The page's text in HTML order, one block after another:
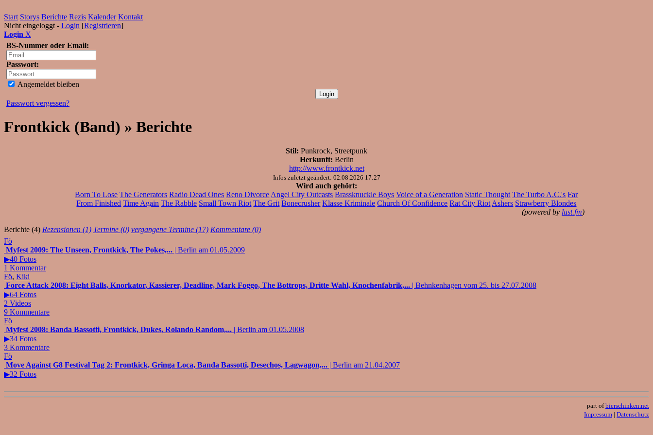
Start Storys Berichte Rezis Kalender Kontakt
Nicht eingeloggt - Login [Registrieren]
Login X
BS-Nummer oder Email:
Passwort:
Angemeldet bleiben
Passwort vergessen?
Frontkick (Band) » Berichte
Stil: Punkrock, Streetpunk
Herkunft: Berlin
http://www.frontkick.net
Infos zuletzt geändert: 02.08.2026 17:27
Wird auch gehört:
Born To Lose The Generators Radio Dead Ones Reno Divorce Angel City Outcasts Brassknuckle Boys Voice of a Generation Static Thought The Turbo A.C.'s Far
From Finished Time Again The Rabble Small Town Riot The Grit Bonecrusher Klasse Kriminale Church Of Confidence Rat City Riot Ashers Strawberry Blondes
(powered by last.fm)
Berichte (4) Rezensionen (1) Termine (0) vergangene Termine (17) Kommentare (0)
Fö
Myfest 2009: The Unseen, Frontkick, The Pokes,... | Berlin am 01.05.2009
▶40 Fotos
1 Kommentar
Fö, Kiki
Force Attack 2008: Eight Balls, Knorkator, Kassierer, Deadline, Mark Foggo, The Bottrops, Dritte Wahl, Knochenfabrik,... | Behnkenhagen vom 25. bis 27.07.2008
▶64 Fotos
2 Videos
9 Kommentare
Fö
Myfest 2008: Banda Bassotti, Frontkick, Dukes, Rolando Random,... | Berlin am 01.05.2008
▶34 Fotos
3 Kommentare
Fö
Move Against G8 Festival Tag 2: Frontkick, Gringa Loca, Banda Bassotti, Desechos, Lagwagon,... | Berlin am 21.04.2007
▶32 Fotos
part ofbierschinken.net
Impressum | Datenschutz